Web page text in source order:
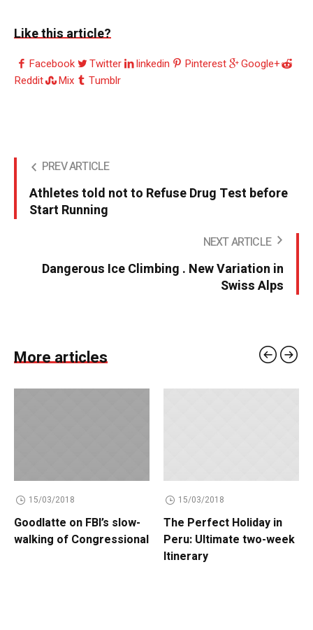
Like this article?
Facebook Twitter linkedin Pinterest
Google+
Reddit
Mix Tumblr
PREV ARTICLE
Athletes told not to Refuse Drug Test before
Start Running
NEXT ARTICLE
Dangerous Ice Climbing . New Variation in
Swiss Alps
More articles
15/03/2018
Goodlatte on FBI’s slow-
walking of Congressional
15/03/2018
The Perfect Holiday in
Peru: Ultimate two-week
Itinerary